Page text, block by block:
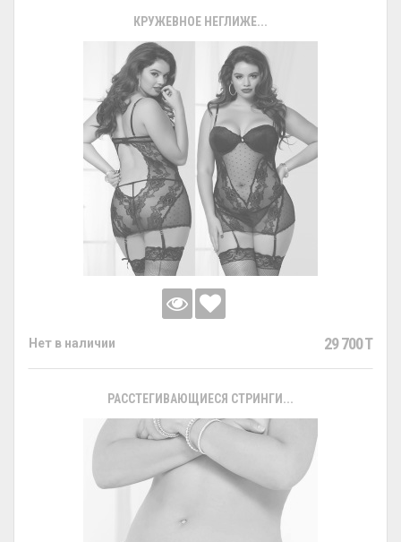
КРУЖЕВНОЕ НЕГЛИЖЕ...
Нет в наличии 29 700 T
РАССТЕГИВАЮЩИЕСЯ СТРИНГИ...